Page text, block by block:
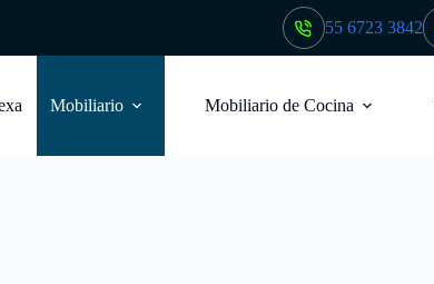
55 6723 3842
Mobiliario Mobiliario de Cocina